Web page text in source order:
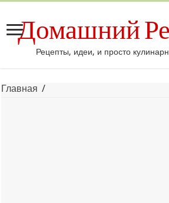
Домашний
Рецепты, идеи, и просто
Главная /